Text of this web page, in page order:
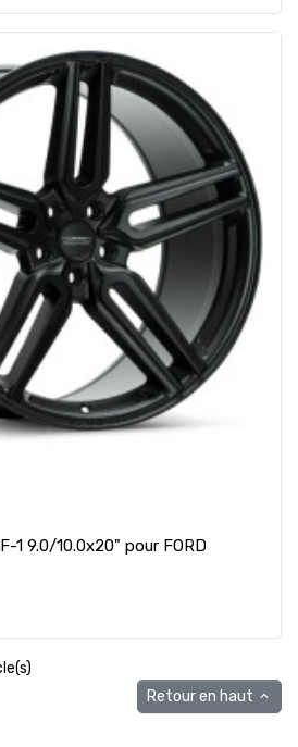
1 9.0/10.0x20" pour FORD
Retour en haut 